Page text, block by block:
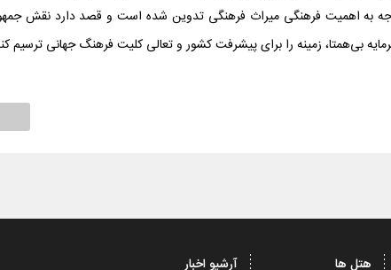
به اهمیت فرهنگی میراث فرهنگی تدوین شده است و قصد دارد نقش
بی‌همتا، زمینه‌ را برای پیشرفت کشور و تعالی کلیت فرهنگ جهانی ترسیم
هتل ها آرشیو اخبار